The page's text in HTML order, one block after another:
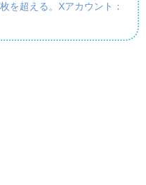
を超える。Xアカウント：